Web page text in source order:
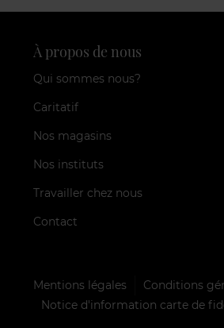
À propos de nous
Qui sommes nous?
Caritatif
Nos magasins
Nos instituts
Travailler chez nous
Contact
Mentions légales Conditions
Notice d'information carte de